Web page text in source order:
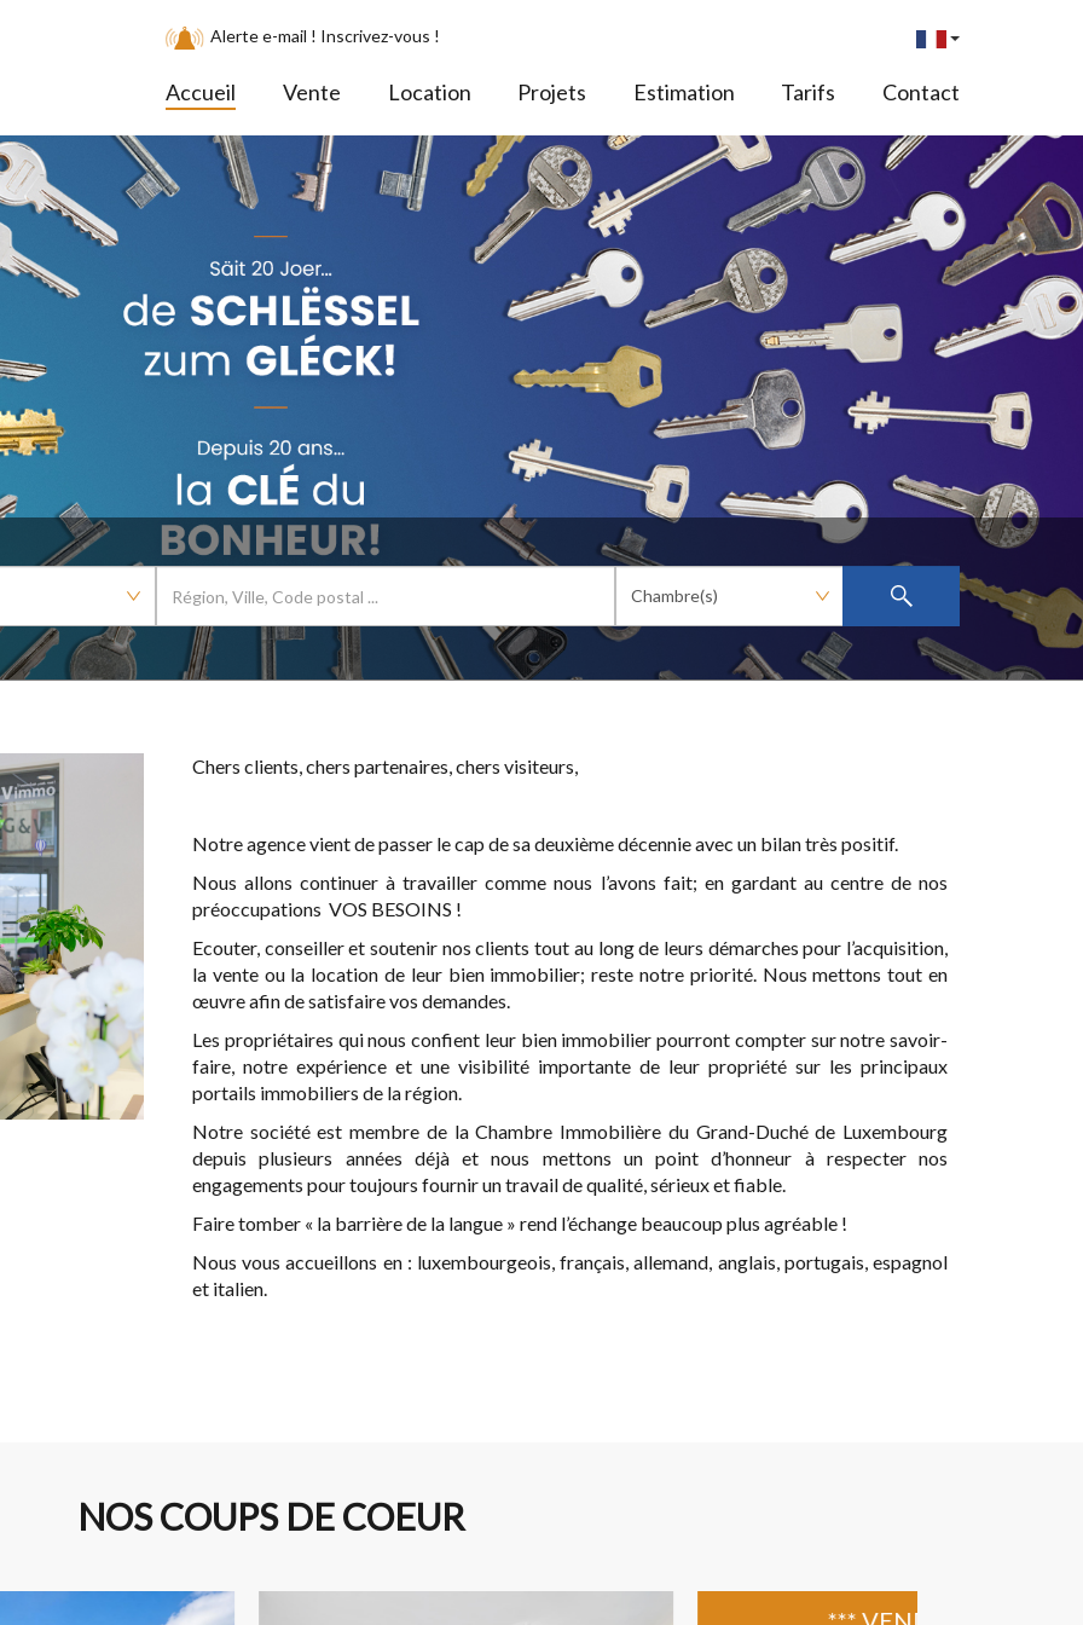
Alerte e-mail ! Inscrivez-vous !
Accueil Vente Location Projets Estimation Tarifs Contact
Chers clients, chers partenaires, chers visiteurs,
Notre agence vient de passer le cap de sa deuxième décennie avec un bilan très positif.
Nous allons continuer à travailler comme nous l’avons fait; en gardant au centre de nos
préoccupations VOS BESOINS !
Ecouter, conseiller et soutenir nos clients tout au long de leurs démarches pour l’acquisition,
la vente ou la location de leur bien immobilier; reste notre priorité. Nous mettons tout en
œuvre afin de satisfaire vos demandes.
Les propriétaires qui nous confient leur bien immobilier pourront compter sur notre savoir-
faire, notre expérience et une visibilité importante de leur propriété sur les principaux
portails immobiliers de la région.
Notre société est membre de la Chambre Immobilière du Grand-Duché de Luxembourg
depuis plusieurs années déjà et nous mettons un point d’honneur à respecter nos
engagements pour toujours fournir un travail de qualité, sérieux et fiable.
Faire tomber « la barrière de la langue » rend l’échange beaucoup plus agréable !
Nous vous accueillons en : luxembourgeois, français, allemand, anglais, portugais, espagnol
et italien.
NOS COUPS DE COEUR